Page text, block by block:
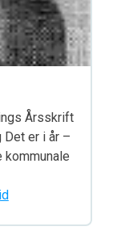
Årsskrift
Det er i år –
kommunale